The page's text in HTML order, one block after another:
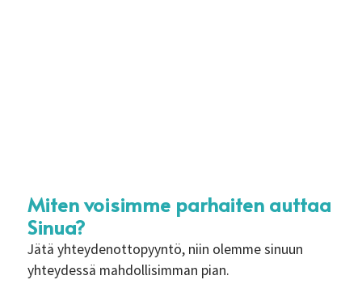
Miten voisimme parhaiten auttaa
Sinua?
Jätä yhteydenottopyyntö, niin olemme sinuun
yhteydessä mahdollisimman pian.